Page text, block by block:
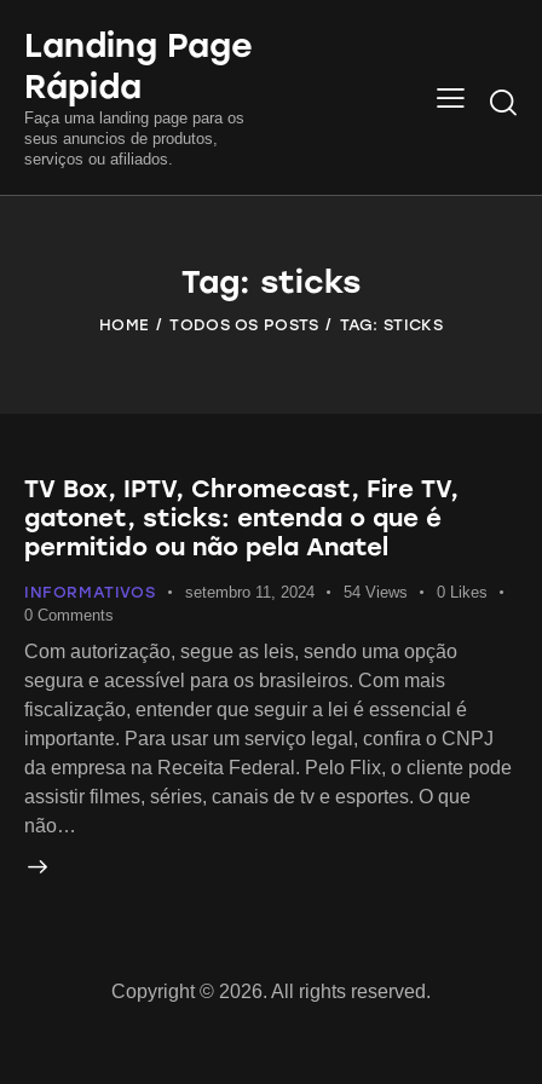
Landing Page
Rápida
Faça uma landing page para os
seus anuncios de produtos,
serviços ou afiliados.
Tag: sticks
HOME TODOS OS POSTS TAG: STICKS
TV Box, IPTV, Chromecast, Fire TV,
gatonet, sticks: entenda o que é
permitido ou não pela Anatel
INFORMATIVOS setembro 11, 2024 54 Views 0
Likes
0 Comments
Com autorização, segue as leis, sendo uma opção
segura e acessível para os brasileiros. Com mais
fiscalização, entender que seguir a lei é essencial é
importante. Para usar um serviço legal, confira o CNPJ
da empresa na Receita Federal. Pelo Flix, o cliente pode
assistir filmes, séries, canais de tv e esportes. O que
não…
Copyright © 2026. All rights reserved.